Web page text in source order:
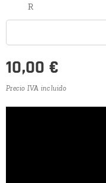
R
10,00 €
Precio IVA incluido